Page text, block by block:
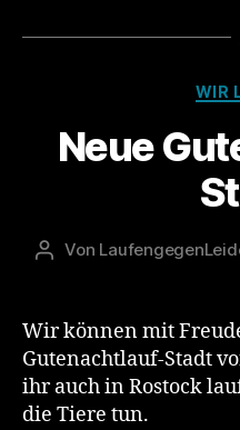
WIR
Neue
Beitragsautor
Von
Wir können mit
Gutenachtlauf-Stadt
ihr auch in Rostock
die Tiere tun.